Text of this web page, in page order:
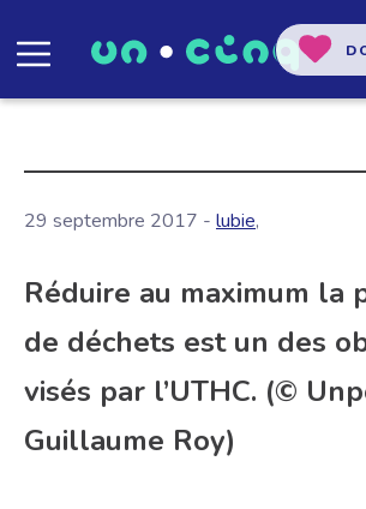
29 septembre 2017 - lubie,
Réduire au maximum la
de déchets est un des
visés par l’UTHC. (©
Guillaume Roy)